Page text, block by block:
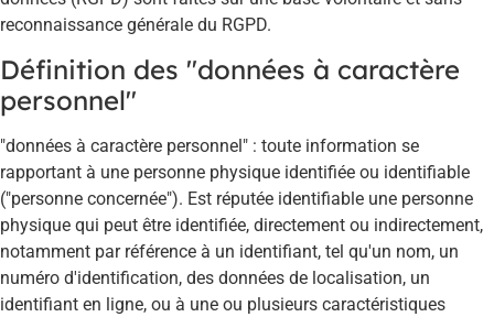
reconnaissance générale du RGPD.
Définition des "données à caractère
personnel"
"données à caractère personnel" : toute information se
rapportant à une personne physique identifiée ou identifiable
("personne concernée"). Est réputée identifiable une personne
physique qui peut être identifiée, directement ou indirectement,
notamment par référence à un identifiant, tel qu'un nom, un
numéro d'identification, des données de localisation, un
identifiant en ligne, ou à une ou plusieurs caractéristiques